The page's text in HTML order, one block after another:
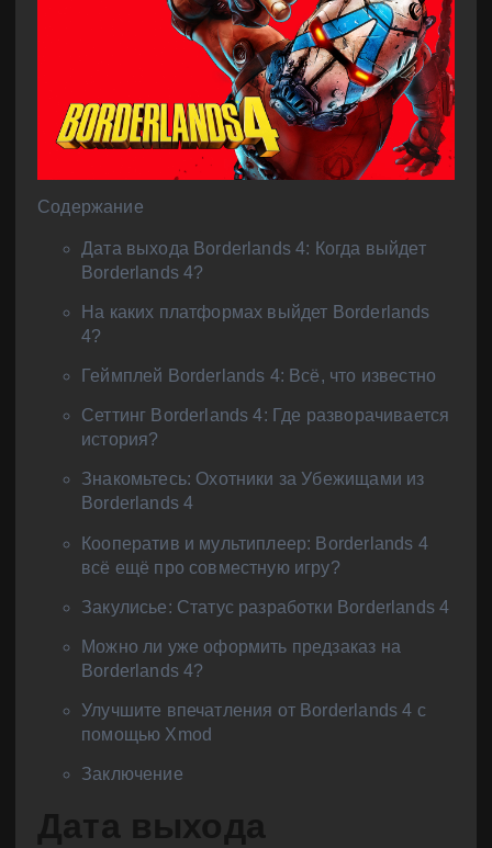
Содержание
Дата выхода Borderlands 4: Когда выйдет
Borderlands 4?
На каких платформах выйдет Borderlands
4?
Геймплей Borderlands 4: Всё, что известно
Сеттинг Borderlands 4: Где разворачивается
история?
Знакомьтесь: Охотники за Убежищами из
Borderlands 4
Кооператив и мультиплеер: Borderlands 4
всё ещё про совместную игру?
Закулисье: Статус разработки Borderlands 4
Можно ли уже оформить предзаказ на
Borderlands 4?
Улучшите впечатления от Borderlands 4 с
помощью Xmod
Заключение
Дата выхода